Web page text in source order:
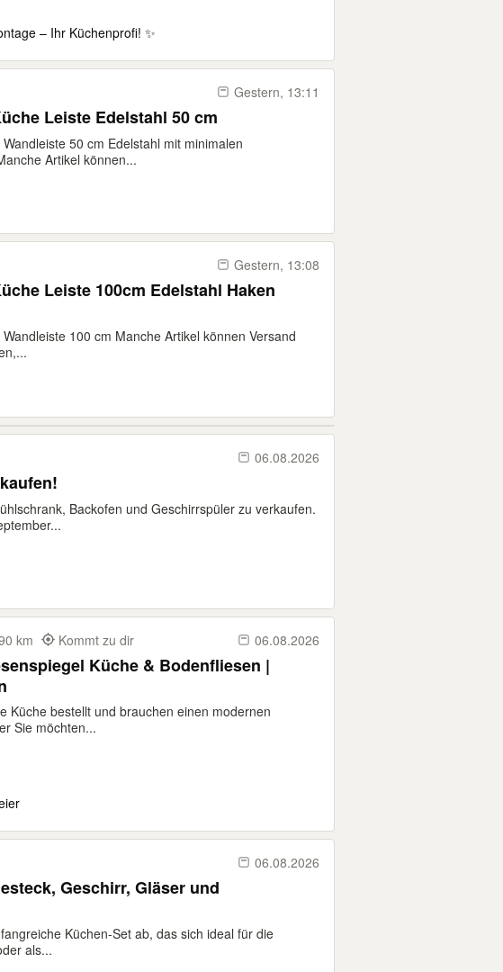
– Ihr Küchenprofi! ✨
Gestern, 13:11
Leiste Edelstahl 50 cm
50 cm Edelstahl mit minimalen
Artikel können...
Gestern, 13:08
Leiste 100cm Edelstahl Haken
100 cm Manche Artikel können Versand
06.08.2026
Backofen und Geschirrspüler zu verkaufen.
km Kommt zu dir 06.08.2026
Küche & Bodenfliesen |
Küche bestellt und brauchen einen modernen
Sie möchten...
06.08.2026
Geschirr, Gläser und
Küchen-Set ab, das sich ideal für die
als...